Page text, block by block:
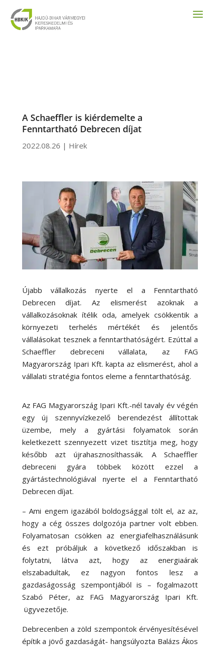
A Schaeffler is kiérdemelte a
Fenntartható Debrecen díjat
2022.08.26 | Hírek
Újabb vállalkozás nyerte el a Fenntartható
Debrecen díjat. Az elismerést azoknak a
vállalkozásoknak ítélik oda, amelyek csökkentik a
környezeti terhelés mértékét és jelentős
vállalásokat tesznek a fenntarthatóságért. Ezúttal a
Schaeffler debreceni vállalata, az FAG
Magyarország Ipari Kft. kapta az elismerést, ahol a
vállalati stratégia fontos eleme a fenntarthatóság.
Az FAG Magyarország Ipari Kft.-nél tavaly év végén
egy új szennyvízkezelő berendezést állítottak
üzembe, mely a gyártási folyamatok során
keletkezett szennyezett vizet tisztítja meg, hogy
később azt újrahasznosíthassák. A Schaeffler
debreceni gyára többek között ezzel a
gyártástechnológiával nyerte el a Fenntartható
Debrecen díjat.
– Ami engem igazából boldogsággal tölt el, az az,
hogy a cég összes dolgozója partner volt ebben.
Folyamatosan csökken az energiafelhasználásunk
és ezt próbáljuk a következő időszakban is
folytatni, látva azt, hogy az energiaárak
elszabadultak, ez nagyon fontos lesz a
gazdaságosság szempontjából is – fogalmazott
Szabó Péter, az FAG Magyarország Ipari Kft.
ügyvezetője.
Debrecenben a zöld szempontok érvényesítésével
építik a jövő gazdaságát- hangsúlyozta Balázs Ákos